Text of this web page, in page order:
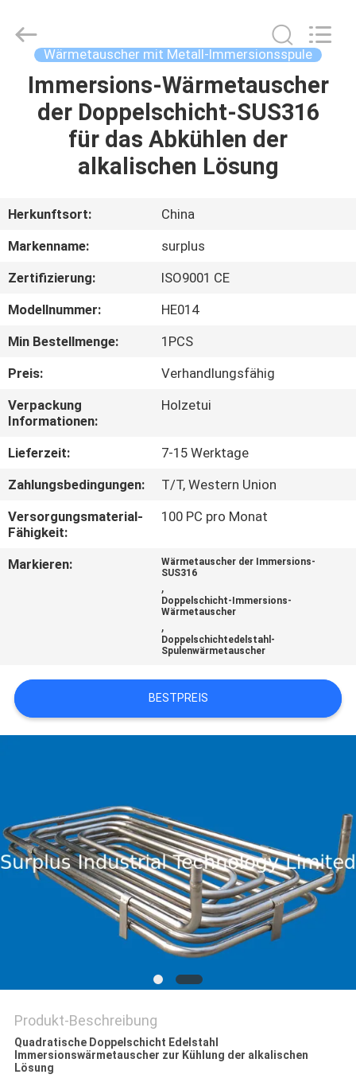
HAUSE
PRODUKTE
ÜBER
UNS
WERKSBESICHTIGUNG
QUALITÄTSKONTROLLE
KONTAKT
MIT
UNS
NEUIGKEITEN
BITTE UM
EIN
PRIVACY
POLICY
Limited.
Reserved.
Wärmetauscher mit Metall-Immersionsspule
Immersions-Wärmetauscher
der Doppelschicht-SUS316
für das Abkühlen der
alkalischen Lösung
Herkunftsort:
China
Markenname:
surplus
Zertifizierung:
ISO9001 CE
Modellnummer:
HE014
Min Bestellmenge:
1PCS
Preis:
Verhandlungsfähig
Verpackung
Informationen:
Holzetui
Lieferzeit:
7-15 Werktage
Zahlungsbedingungen:
T/T, Western Union
Versorgungsmaterial-
Fähigkeit:
100 PC pro Monat
Markieren:
Wärmetauscher der Immersions-
SUS316
,
Doppelschicht-Immersions-
Wärmetauscher
,
Doppelschichtedelstahl-
Spulenwärmetauscher
BESTPREIS
Produkt-Beschreibung
Quadratische Doppelschicht Edelstahl
Immersionswärmetauscher zur Kühlung der alkalischen
Lösung